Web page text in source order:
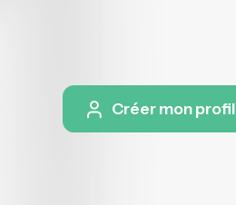
Créer mon profil